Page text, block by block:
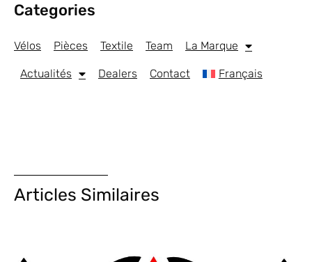
Categories
Vélos Pièces Textile Team La Marque
Actualités Dealers Contact Français
Articles Similaires